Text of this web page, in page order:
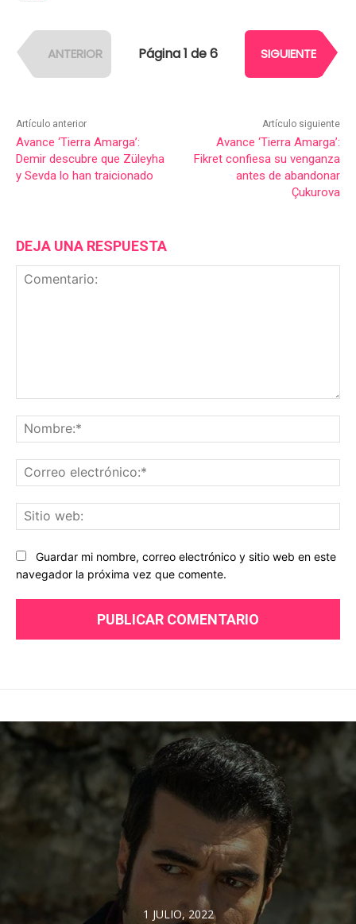
ANTERIOR Página 1 de 6 SIGUIENTE
Artículo anterior
Avance ‘Tierra Amarga’:
Demir descubre que Züleyha
y Sevda lo han traicionado
Artículo siguiente
Avance ‘Tierra Amarga’:
Fikret confiesa su venganza
antes de abandonar
Çukurova
DEJA UNA RESPUESTA
Guardar mi nombre, correo electrónico y sitio web en este
navegador la próxima vez que comente.